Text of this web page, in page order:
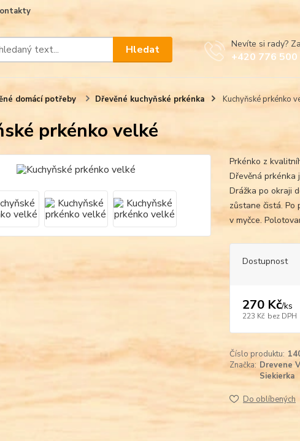
Hledat Nevíte si rady?
+420 776 500
domácí potřeby Dřevěné kuchyňské prkénka Kuchyňské prkénko
prkénko velké
Prkénko z
Dřevěná prkénka
Drážka po okraji
zůstane čistá. Po
v myčce.
Dostupnost
270 Kč/ks
223 Kč bez DPH
Číslo produktu:
Značka: Drevene
Siekierka
Do oblíbených